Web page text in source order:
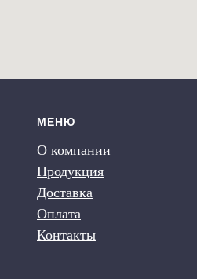
МЕНЮ
О компании
Продукция
Доставка
Оплата
Контакты